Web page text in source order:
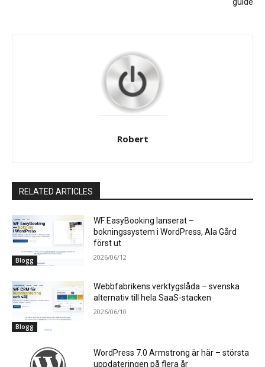
Robert
RELATED ARTICLES
Blogg
WF EasyBooking lanserat –
bokningssystem i WordPress, Ala Gård
först ut
2026/06/12
Blogg
Webbfabrikens verktygslåda – svenska
alternativ till hela SaaS-stacken
2026/06/10
WordPress 7.0 Armstrong är här – största
uppdateringen på flera år